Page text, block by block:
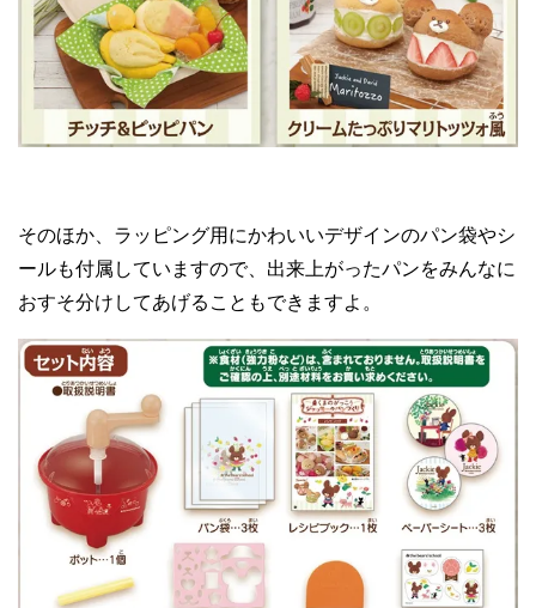
そのほか、ラッピング用にかわいいデザインのパン袋やシ
ールも付属していますので、出来上がったパンをみんなに
おすそ分けしてあげることもできますよ。